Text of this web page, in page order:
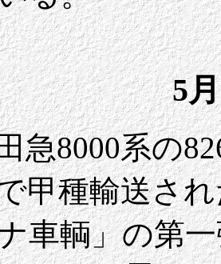
5
急8000系の
甲種輸送さ
車輌」の第